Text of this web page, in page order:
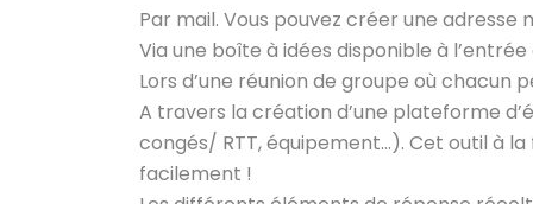
Par mail. Vous pouvez créer une
Via une boîte à idées disponible à
Lors d’une réunion de groupe où chacun
A travers la création d’une plateforme
congés/ RTT, équipement…). Cet outil à
facilement !